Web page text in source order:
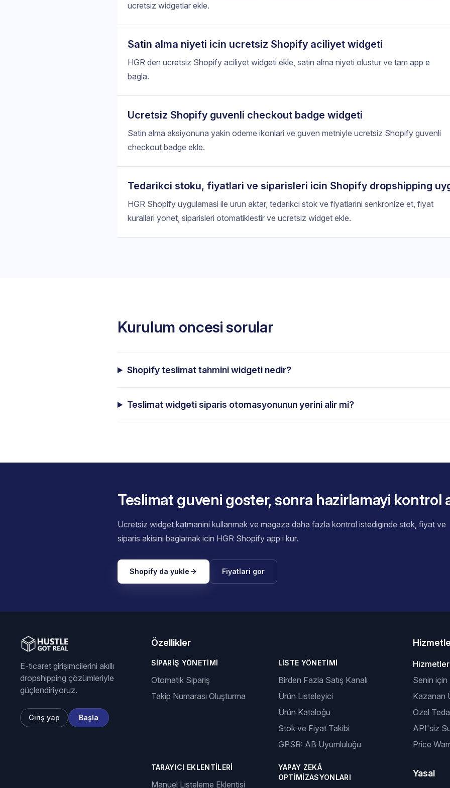
ucretsiz widgetlar ekle.
Satin alma niyeti icin ucretsiz Shopify aciliyet widgeti
HGR den ucretsiz Shopify aciliyet widgeti ekle, satin alma niyeti olustur ve tam app e
bagla.
Ucretsiz Shopify guvenli checkout badge widgeti
Satin alma aksiyonuna yakin odeme ikonlari ve guven metniyle ucretsiz Shopify guvenli
checkout badge ekle.
Tedarikci stoku, fiyatlari ve siparisleri icin Shopify dropshipping
HGR Shopify uygulamasi ile urun aktar, tedarikci stok ve fiyatlarini senkronize et, fiyat
kurallari yonet, siparisleri otomatiklestir ve ucretsiz widget ekle.
Kurulum oncesi sorular
Shopify teslimat tahmini widgeti nedir?
Teslimat widgeti siparis otomasyonunun yerini alir mi?
Teslimat guveni goster, sonra hazirlamayi kontrol
Ucretsiz widget katmanini kullanmak ve magaza daha fazla kontrol istediginde stok, fiyat ve
siparis akisini baglamak icin HGR Shopify app i kur.
Shopify da yukle Fiyatlari gor
E-ticaret girişimcilerini akıllı
dropshipping çözümleriyle
güçlendiriyoruz.
Giriş yap Başla
Özellikler
SIPARIŞ YÖNETIMI
Otomatik Sipariş
Takip Numarası Oluşturma
LISTE YÖNETIMI
Birden Fazla Satış Kanalı
Ürün Listeleyici
Ürün Kataloğu
Stok ve Fiyat Takibi
GPSR: AB Uyumluluğu
TARAYICI EKLENTILERI
Manuel Listeleme Eklentisi
YAPAY ZEKÂ
OPTIMIZASYONLARI
Hizmetler
Senin
Kazanan
Özel
API'siz
Price
Yasal